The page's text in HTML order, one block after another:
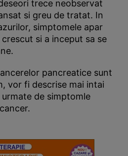
trece neobservat
si greu de tratat. In
simptomele apar
si a inceput sa se
pancreatice sunt
vor fi descrise mai intai
de simptomle